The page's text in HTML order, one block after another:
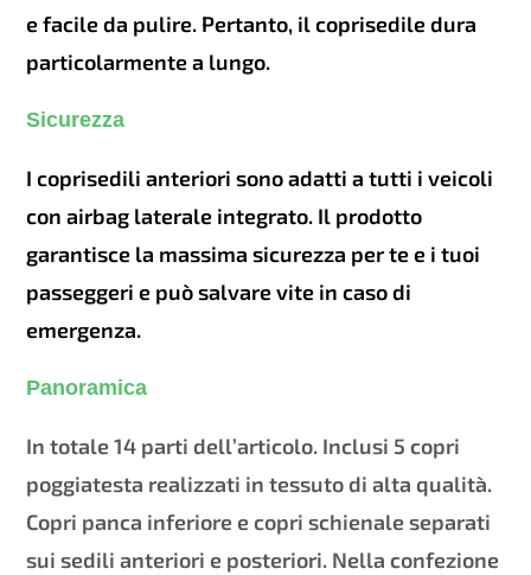
e facile da pulire. Pertanto, il coprisedile dura
particolarmente a lungo.
Sicurezza
I coprisedili anteriori sono adatti a tutti i veicoli
con airbag laterale integrato. Il prodotto
garantisce la massima sicurezza per te e i tuoi
passeggeri e può salvare vite in caso di
emergenza.
Panoramica
In totale 14 parti dell’articolo. Inclusi 5 copri
poggiatesta realizzati in tessuto di alta qualità.
Copri panca inferiore e copri schienale separati
sui sedili anteriori e posteriori. Nella confezione